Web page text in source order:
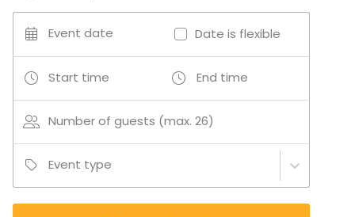
Activities
Outdoor activities
Keittiön varusteluun kuuluu: Jääkaappi/pakastin,
vedenkeitin, astiasto 16 hengelle.
Huvilasta löytyy myös: Imuri, pyykinpesukone, takka,
Event date Date is flexible
Start time End time
Number of guests (max. 26)
Event type